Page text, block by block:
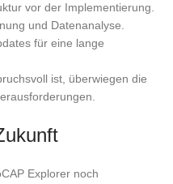
vor der Implementierung.
und Datenanalyse.
für eine lange
ist, überwiegen die
Explorer noch